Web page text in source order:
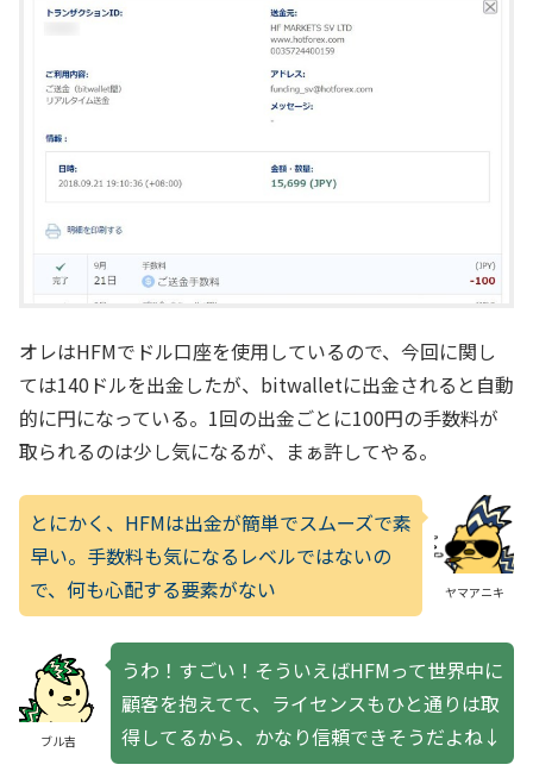
オレはHFMでドル口座を使用しているので、今回に関し
ては140ドルを出金したが、bitwalletに出金されると自動
的に円になっている。1回の出金ごとに100円の手数料が
取られるのは少し気になるが、まぁ許してやる。
ヤマアニキ
とにかく、HFMは出金が簡単でスムーズで素
早い。手数料も気になるレベルではないの
で、何も心配する要素がない
ブル吉
うわ！すごい！そういえばHFMって世界中に
顧客を抱えてて、ライセンスもひと通りは取
得してるから、かなり信頼できそうだよね↓